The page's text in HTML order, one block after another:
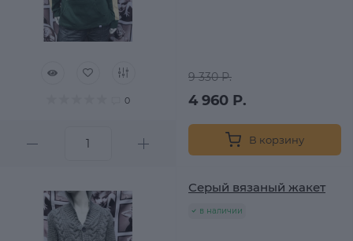
0
9 330 Р.
4 960 Р.
В корзину
Серый вязаный жакет
в наличии